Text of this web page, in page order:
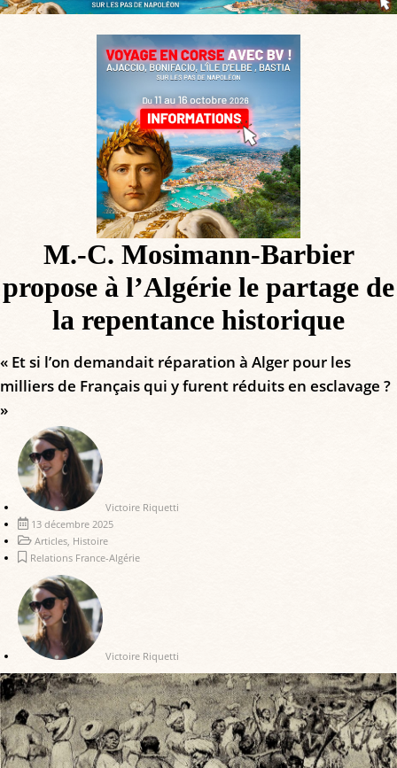
M.-C. Mosimann-Barbier
propose à l’Algérie le partage de
la repentance historique
« Et si l’on demandait réparation à Alger pour les
milliers de Français qui y furent réduits en esclavage ?
»
Victoire Riquetti
13 décembre 2025
Articles Histoire
Relations France-Algérie
Victoire Riquetti